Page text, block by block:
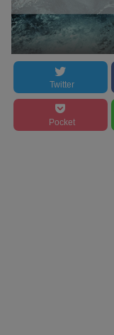
Twitter
Pocket